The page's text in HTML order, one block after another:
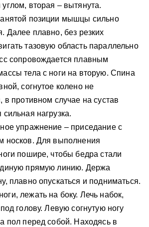
вторая – вытянута.
позиции мышцы сильно
Далее плавно, без резких
тазовую область параллельно
сопровождается плавным
тела с ноги на вторую. Спина
согнутое колено не
в противном случае на сустав
сильная нагрузка.
упражнение – приседание с
носков. Для выполнения
пошире, чтобы бедра стали
прямую линию. Держа
плавно опускаться и подниматься.
лежать на боку. Лечь набок,
голову. Левую согнутую ногу
пол перед собой. Находясь в